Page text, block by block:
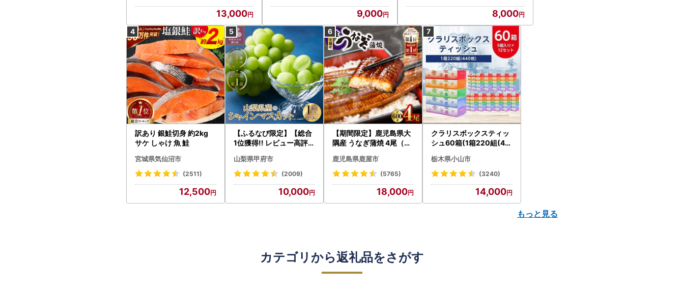
13,000 9,000 8,000
訳あり 銀鮭切身 約2kg
サケ しゃけ 魚 鮭
宮城県気仙沼市
(2511)
12,500
【ふるなび限定】【総合
1位獲得!! レビュー高評価
〉山梨県産 シャインマス
カット 2～3房（1.0kg以
N-Limited-SP
山梨県甲府市
(2009)
10,000
【期間限定】鹿児島県大
隅産 うなぎ蒲焼 4尾（60
cp18 うなぎ 鰻 魚 惣菜 総
菜
鹿児島県鹿屋市
(5765)
18,000
クラリスボックスティッ
シュ60箱(1箱220組(44
ト)【配送不可地域：離島
・沖縄県】【1256759】
栃木県小山市
(3240)
14,000
もっと見る
カテゴリから返礼品をさがす